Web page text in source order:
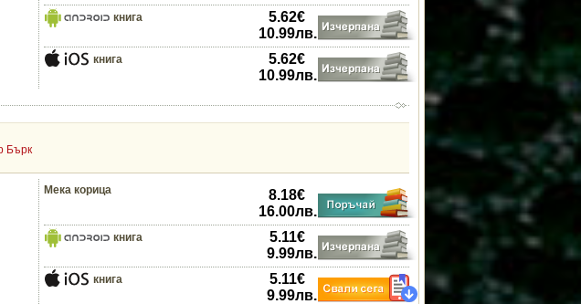
книга 5.62€
10.99лв.
книга 5.62€
10.99лв.
Бърк
Мека корица 8.18€
16.00лв.
книга 5.11€
9.99лв.
книга 5.11€
9.99лв.